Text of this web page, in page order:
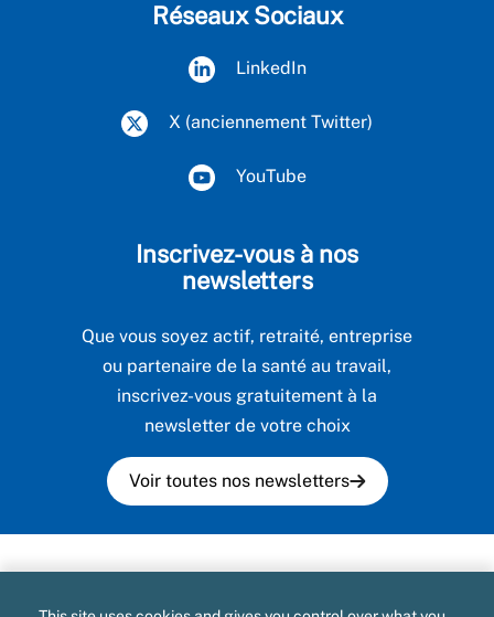
Réseaux Sociaux
LinkedIn
X (anciennement Twitter)
YouTube
Inscrivez-vous à nos
newsletters
Que vous soyez actif, retraité, entreprise
ou partenaire de la santé au travail,
inscrivez-vous gratuitement à la
newsletter de votre choix
Voir toutes nos newsletters